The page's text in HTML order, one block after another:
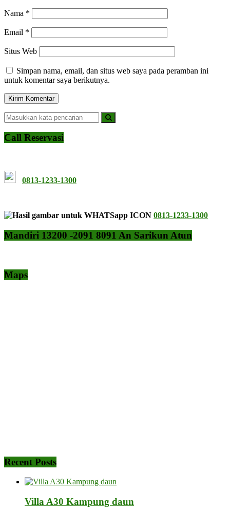
Nama *
Email *
Situs Web
Simpan nama, email, dan situs web saya pada peramban ini
untuk komentar saya berikutnya.
Call Reservasi
0813-1233-1300
0813-1233-1300
Mandiri 13200 -2091 8091 An Sarikun Atun
Maps
Recent Posts
Villa A30 Kampung daun